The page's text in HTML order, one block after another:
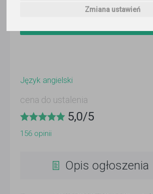
Zmiana ustawień
Język angielski
cena do ustalenia
5,0/5
156 opinii
Opis ogłoszenia